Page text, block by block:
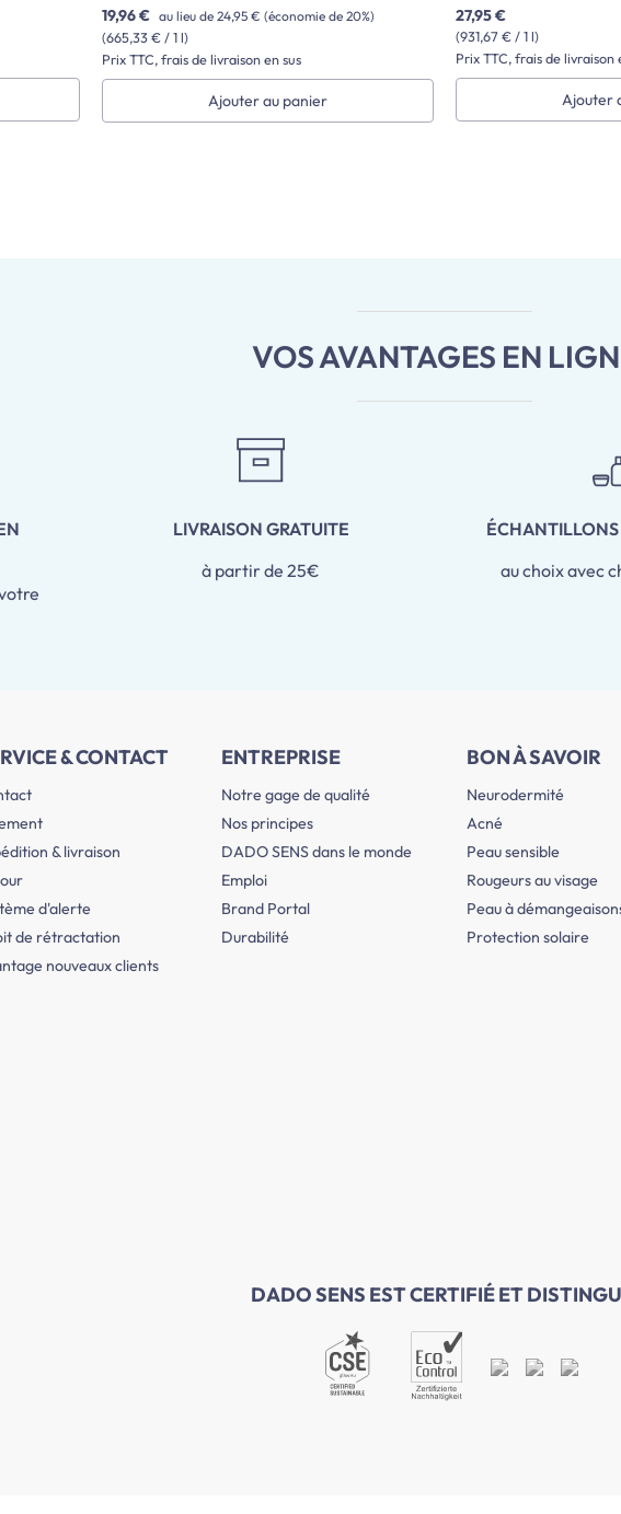
(665,33 € / 1 l)
19,96 € au lieu de 24,95 € (économie de 20%)
Prix TTC, frais de livraison en sus
Ajouter au panier
(931,67 € / 1 l)
27,95 €
Prix TTC, frais de livraison
Ajouter
VOS AVANTAGES EN
LIVRAISON GRATUITE
à partir de 25€
ÉCHANTILLONS
au choix avec
& CONTACT
& livraison
d'alerte
de rétractation
nouveaux clients
ENTREPRISE
Notre gage de qualité
Nos principes
DADO SENS dans le monde
Emploi
Brand Portal
Durabilité
BON À SAVOIR
Neurodermité
Acné
Peau sensible
Rougeurs au visage
Peau à
Protection solaire
DADO SENS EST CERTIFIÉ ET